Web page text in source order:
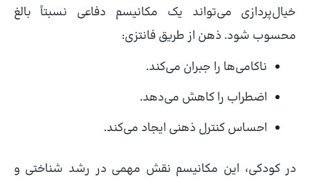
خیال‌پردازی می‌تواند یک مکانیسم دفاعی نسبتاً بالغ
محسوب شود. ذهن از طریق فانتزی:
ناکامی‌ها را جبران می‌کند.
اضطراب را کاهش می‌دهد.
احساس کنترل ذهنی ایجاد می‌کند.
در کودکی، این مکانیسم نقش مهمی در رشد شناختی و